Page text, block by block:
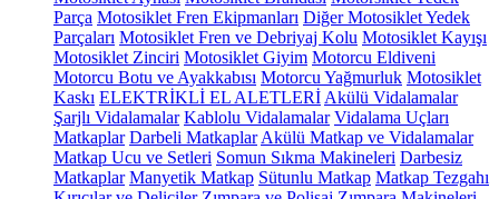
Parça Motosiklet Fren Ekipmanları Diğer Motosiklet Yedek
Parçaları Motosiklet Fren ve Debriyaj Kolu Motosiklet Kayışı
Motosiklet Zinciri Motosiklet Giyim Motorcu Eldiveni
Motorcu Botu ve Ayakkabısı Motorcu Yağmurluk Motosiklet
Kaskı ELEKTRİKLİ EL ALETLERİ Akülü Vidalamalar
Şarjlı Vidalamalar Kablolu Vidalamalar Vidalama Uçları
Matkaplar Darbeli Matkaplar Akülü Matkap ve Vidalamalar
Matkap Ucu ve Setleri Somun Sıkma Makineleri Darbesiz
Matkaplar Manyetik Matkap Sütunlu Matkap Matkap Tezgahı